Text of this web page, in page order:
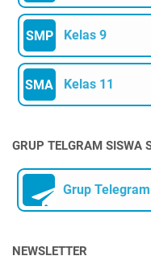
SMP Kelas 9
SMA Kelas 11
GRUP TELGRAM SISWA
Grup
NEWSLETTER